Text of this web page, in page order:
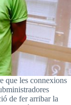
que les connexions
de fer arribar la